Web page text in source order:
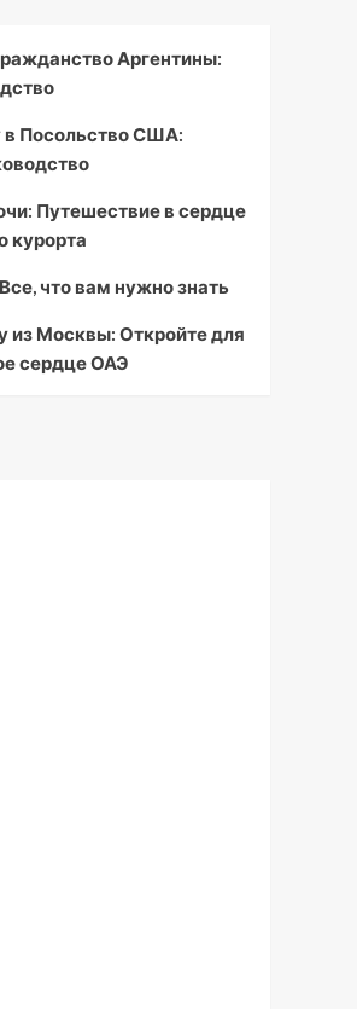
Аргентины:
в Посольство США:
Путешествие в сердце
курорта
что вам нужно знать
Москвы: Откройте для
сердце ОАЭ